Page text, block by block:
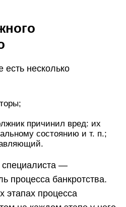
есть несколько
причинил вред: их
состоянию и т. п.;
специалиста —
процесса банкротства.
этапах процесса